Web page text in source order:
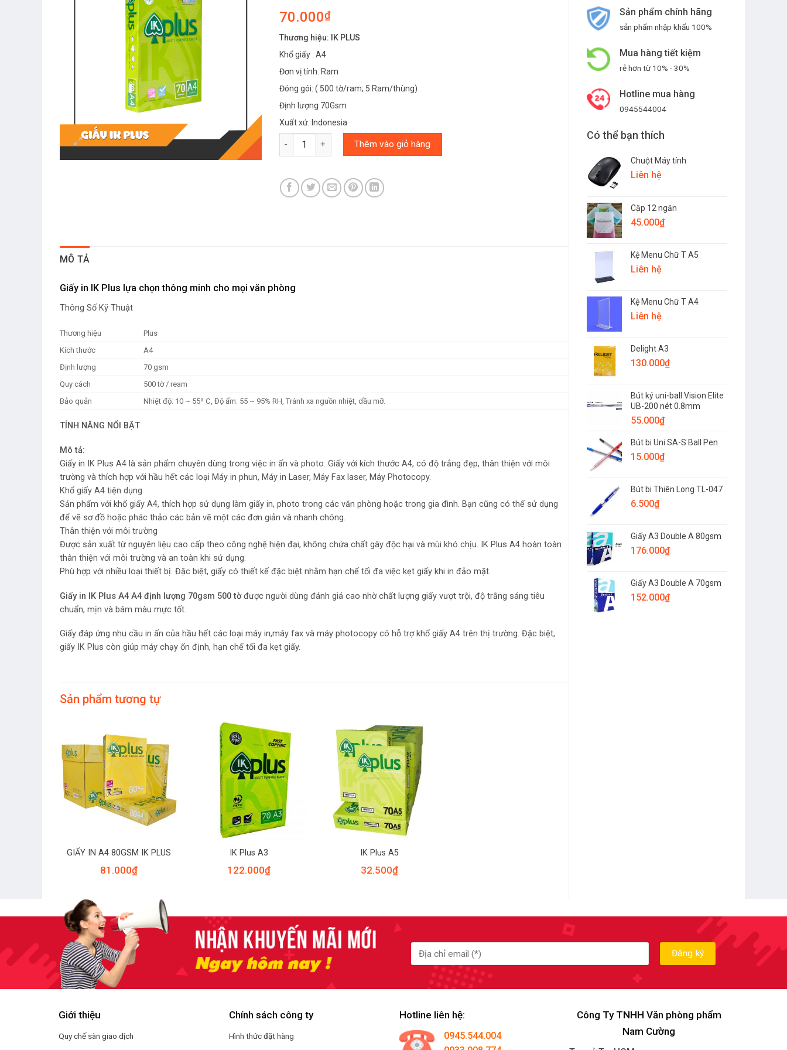
Sản phẩm chính hãng
sản phẩm nhập khẩu 100%
Mua hàng tiết kiệm
rẻ hơn từ 10% - 30%
Hotline mua hàng
0945544004
Có thể bạn thích
Chuột Máy tính
Liên hệ
Cặp 12 ngăn
45.000₫
Kệ Menu Chữ T A5
Liên hệ
Kệ Menu Chữ T A4
Liên hệ
Delight A3
130.000₫
Bút ký uni-ball Vision Elite
UB-200 nét 0.8mm
55.000₫
Bút bi Uni SA-S Ball Pen
15.000₫
Bút bi Thiên Long TL-047
6.500₫
Giấy A3 Double A 80gsm
176.000₫
Giấy A3 Double A 70gsm
152.000₫
70.000₫
Thương hiệu: IK PLUS
Khổ giấy : A4
Đơn vị tính: Ram
Đóng gói: ( 500 tờ/ram; 5 Ram/thùng)
Định lượng 70Gsm
Xuất xứ: Indonesia
GIẤY IN IK PLUS A4 70GSM số lượng
Thêm vào giỏ hàng
MÔ TẢ
Giấy in IK Plus lựa chọn thông minh cho mọi văn phòng
Thông Số Kỹ Thuật
Thương hiệu
Plus
Kích thước
A4
Định lượng
70 gsm
Quy cách
500 tờ / ream
Bảo quản
Nhiệt độ: 10 ~ 55º C, Độ ẩm: 55 ~ 95% RH, Tránh xa nguồn nhiệt, dầu mỡ.
TÍNH NĂNG NỔI BẬT
Mô tả:
Giấy in IK Plus A4 là sản phẩm chuyên dùng trong việc in ấn và photo. Giấy với kích thước A4, có độ trắng đẹp, thân thiện với môi
trường và thích hợp với hầu hết các loại Máy in phun, Máy in Laser, Máy Fax laser, Máy Photocopy.
Khổ giấy A4 tiện dụng
Sản phẩm với khổ giấy A4, thích hợp sử dụng làm giấy in, photo trong các văn phòng hoặc trong gia đình. Bạn cũng có thể sử dụng
để vẽ sơ đồ hoặc phác thảo các bản vẽ một các đơn giản và nhanh chóng.
Thân thiện với môi trường
Được sản xuất từ nguyên liệu cao cấp theo công nghệ hiện đại, không chứa chất gây độc hại và mùi khó chịu. IK Plus A4 hoàn toàn
thân thiện với môi trường và an toàn khi sử dụng.
Phù hợp với nhiều loại thiết bị. Đặc biệt, giấy có thiết kế đặc biệt nhằm hạn chế tối đa việc kẹt giấy khi in đảo mặt.
Giấy in IK Plus A4 A4 định lượng 70gsm 500 tờđược người dùng đánh giá cao nhờ chất lượng giấy vượt trội, độ trắng sáng tiêu
chuẩn, mịn và bám màu mực tốt.
Giấy đáp ứng nhu cầu in ấn của hầu hết các loại máy in,máy fax và máy photocopy có hỗ trợ khổ giấy A4 trên thị trường. Đặc biệt,
giấy IK Plus còn giúp máy chạy ổn định, hạn chế tối đa kẹt giấy.
Sản phẩm tương tự
GIẤY IN A4 80GSM IK PLUS
81.000₫
IK Plus A3
122.000₫
IK Plus A5
32.500₫
Giới thiệu
Quy chế sàn giao dịch
Chính sách công ty
Hình thức đặt hàng
Hotline liên hệ:
0945.544.004
Công Ty TNHH Văn phòng phẩm
Nam Cường